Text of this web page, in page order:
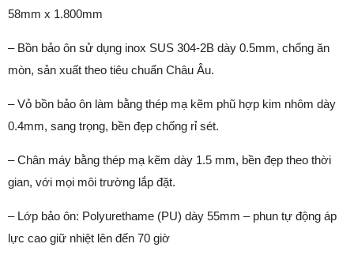
58mm x 1.800mm
– Bồn bảo ôn sử dụng inox SUS 304-2B dày 0.5mm, chống ăn
mòn, sản xuất theo tiêu chuẩn Châu Âu.
– Vỏ bồn bảo ôn làm bằng thép mạ kẽm phũ hợp kim nhôm dày
0.4mm, sang trọng, bền đẹp chống rỉ sét.
– Chân máy bằng thép mạ kẽm dày 1.5 mm, bền đẹp theo thời
gian, với mọi môi trường lắp đặt.
– Lớp bảo ôn: Polyurethame (PU) dày 55mm – phun tự động áp
lực cao giữ nhiệt lên đến 70 giờ